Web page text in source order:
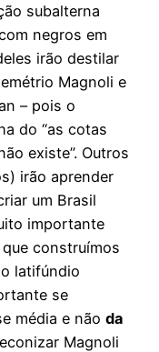
subalterna
negros em
irão destilar
Magnoli e
– pois o
do “as cotas
existe”. Outros
irão aprender
um Brasil
importante
construímos
latifúndio
se
média e não da
Magnoli